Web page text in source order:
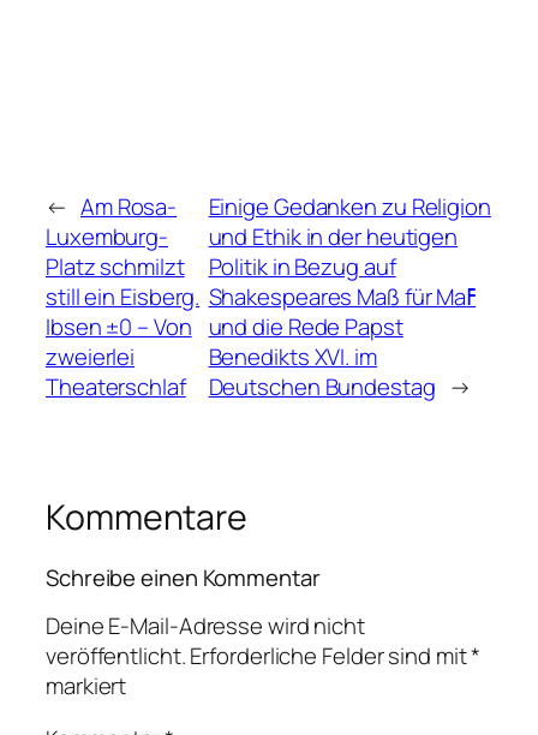
← Am Rosa-
Luxemburg-
Platz schmilzt
still ein Eisberg.
Ibsen ±0 – Von
zweierlei
Theaterschlaf
Einige Gedanken zu Religion
und Ethik in der heutigen
Politik in Bezug auf
Shakespeares Maß für Maߓ
und die Rede Papst
Benedikts XVI. im
Deutschen Bundestag →
Kommentare
Schreibe einen Kommentar
Deine E-Mail-Adresse wird nicht
veröffentlicht.Erforderliche Felder sind mit*
markiert